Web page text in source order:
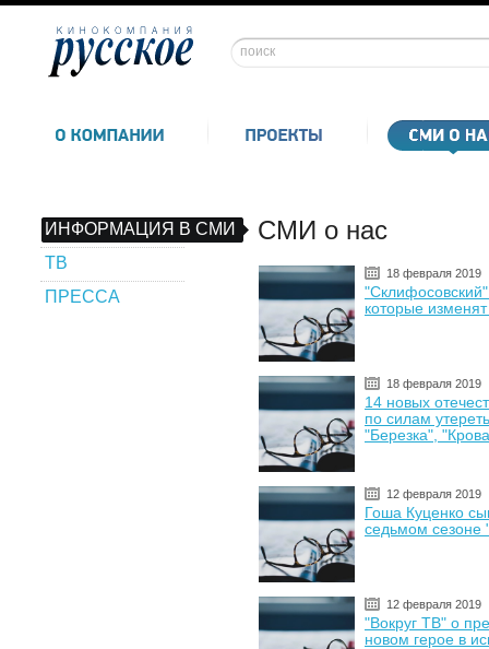
ИНФОРМАЦИЯ В СМИ
ТВ
ПРЕССА
СМИ о нас
18 февраля 2019
которые
18 февраля 2019
14 новых
по силам
"Березка",
12 февраля 2019
Гоша Куценко
седьмом сезоне
12 февраля 2019
"Вокруг ТВ" о
новом герое в